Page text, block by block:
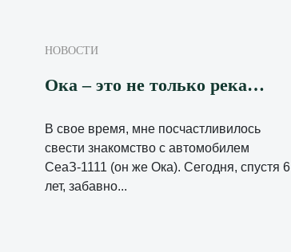
НОВОСТИ
Ока – это не только река…
В свое время, мне посчастливилось
свести знакомство с автомобилем
СеаЗ-1111 (он же Ока). Сегодня, спустя 6
лет, забавно...